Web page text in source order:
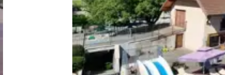
Nieuws / blog
Over Campingzoeker
Veel gestelde vragen
Meld mijn camping aan